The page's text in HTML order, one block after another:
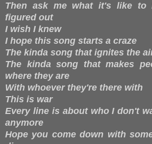
Then ask me what it's like to
figured out
I wish I knew
I hope this song starts a craze
The kinda song that ignites the
The kinda song that makes
where they are
With whoever they're there with
This is war
Every line is about who I don't
anymore
Hope you come down with